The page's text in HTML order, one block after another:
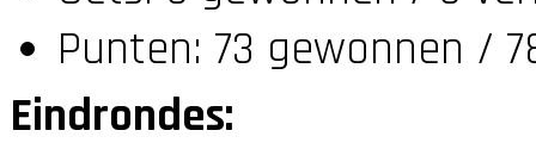
Punten: 73 gewonnen /
Eindrondes: